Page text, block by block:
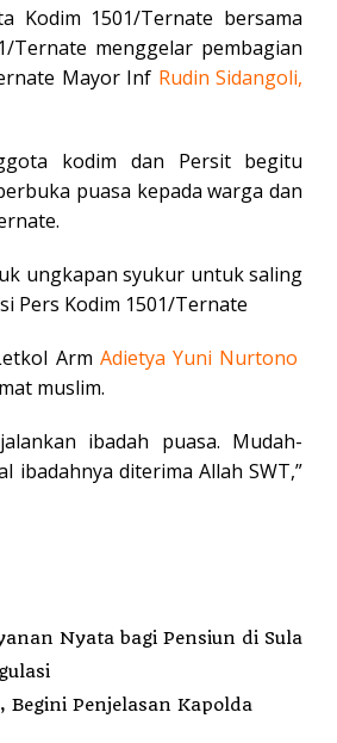
Kodim 1501/Ternate bersama
Ternate menggelar pembagian
Mayor Inf Rudin Sidangoli,
kodim dan Persit begitu
puasa kepada warga dan
ungkapan syukur untuk saling
Pers Kodim 1501/Ternate
Arm Adietya Yuni Nurtono
muslim.
ibadah puasa. Mudah-
ibadahnya diterima Allah SWT,”
Siap Wujudkan Pelayanan Nyata bagi Pensiun di Sula
Penjelasan Kapolda